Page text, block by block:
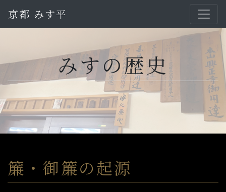
京都 みす平
みすの歴史
簾・御簾の起源